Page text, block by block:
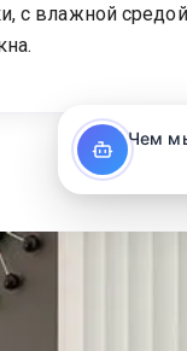
с влажной
Чем